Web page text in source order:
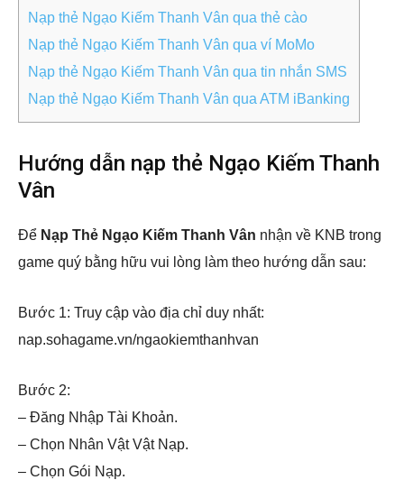
Nạp thẻ Ngạo Kiếm Thanh Vân qua thẻ cào
Nạp thẻ Ngạo Kiếm Thanh Vân qua ví MoMo
Nạp thẻ Ngạo Kiếm Thanh Vân qua tin nhắn SMS
Nạp thẻ Ngạo Kiếm Thanh Vân qua ATM iBanking
Hướng dẫn nạp thẻ Ngạo Kiếm Thanh
Vân
Để Nạp Thẻ Ngạo Kiếm Thanh Vân nhận về KNB trong
game quý bằng hữu vui lòng làm theo hướng dẫn sau:
Bước 1: Truy cập vào địa chỉ duy nhất:
nap.sohagame.vn/ngaokiemthanhvan
Bước 2:
– Đăng Nhập Tài Khoản.
– Chọn Nhân Vật Vật Nạp.
– Chọn Gói Nạp.